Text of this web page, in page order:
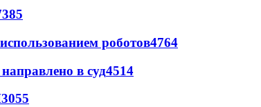
роботов4764
в суд4514
3055